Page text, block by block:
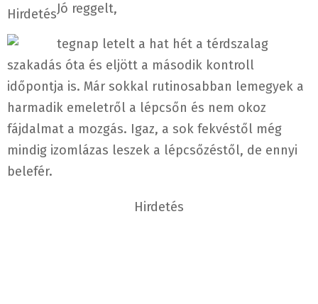
HirdetésJó reggelt,
tegnap letelt a hat hét a térdszalag
szakadás óta és eljött a második kontroll
időpontja is. Már sokkal rutinosabban lemegyek a
harmadik emeletről a lépcsőn és nem okoz
fájdalmat a mozgás. Igaz, a sok fekvéstől még
mindig izomlázas leszek a lépcsőzéstől, de ennyi
belefér.
Hirdetés